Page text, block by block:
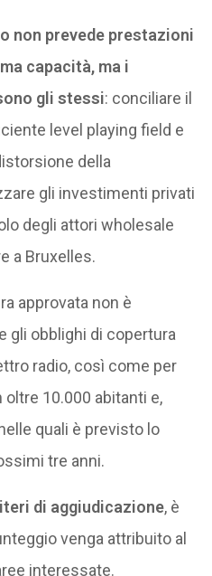
non prevede prestazioni
capacità, ma i
gli stessi: conciliare il
level playing field e
della
gli investimenti privati
degli attori wholesale
a Bruxelles.
approvata non è
gli obblighi di copertura
radio, così come per
10.000 abitanti e,
quali è previsto lo
tre anni.
di aggiudicazione, è
venga attribuito al
interessate.